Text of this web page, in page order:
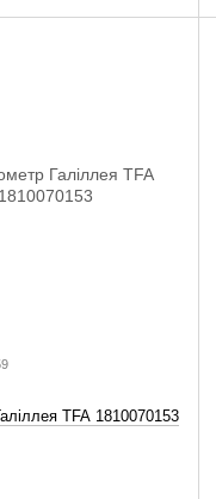
TFA 1810070153